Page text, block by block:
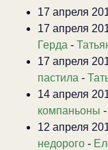
17 апреля
17 апреля
Герда -
17 апреля
пастила -
14 апреля
компаньоны -
12 апреля
недорого -